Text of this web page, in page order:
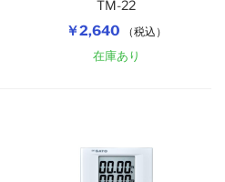
￥2,640 （税込）
TM-22
在庫あり